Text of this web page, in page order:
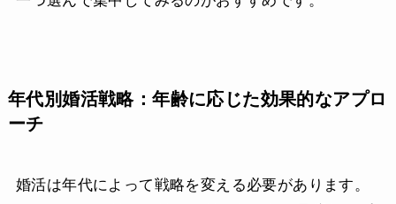
年代別婚活戦略：年齢に応じた効果的なアプロ
ーチ
婚活は年代によって戦略を変える必要があります。